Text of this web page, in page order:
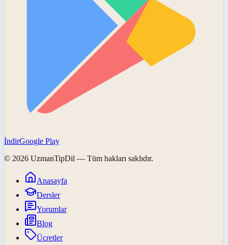
İndirGoogle Play
© 2026 UzmanTipDil — Tüm hakları saklıdır.
Anasayfa
Dersler
Yorumlar
Blog
Ücretler